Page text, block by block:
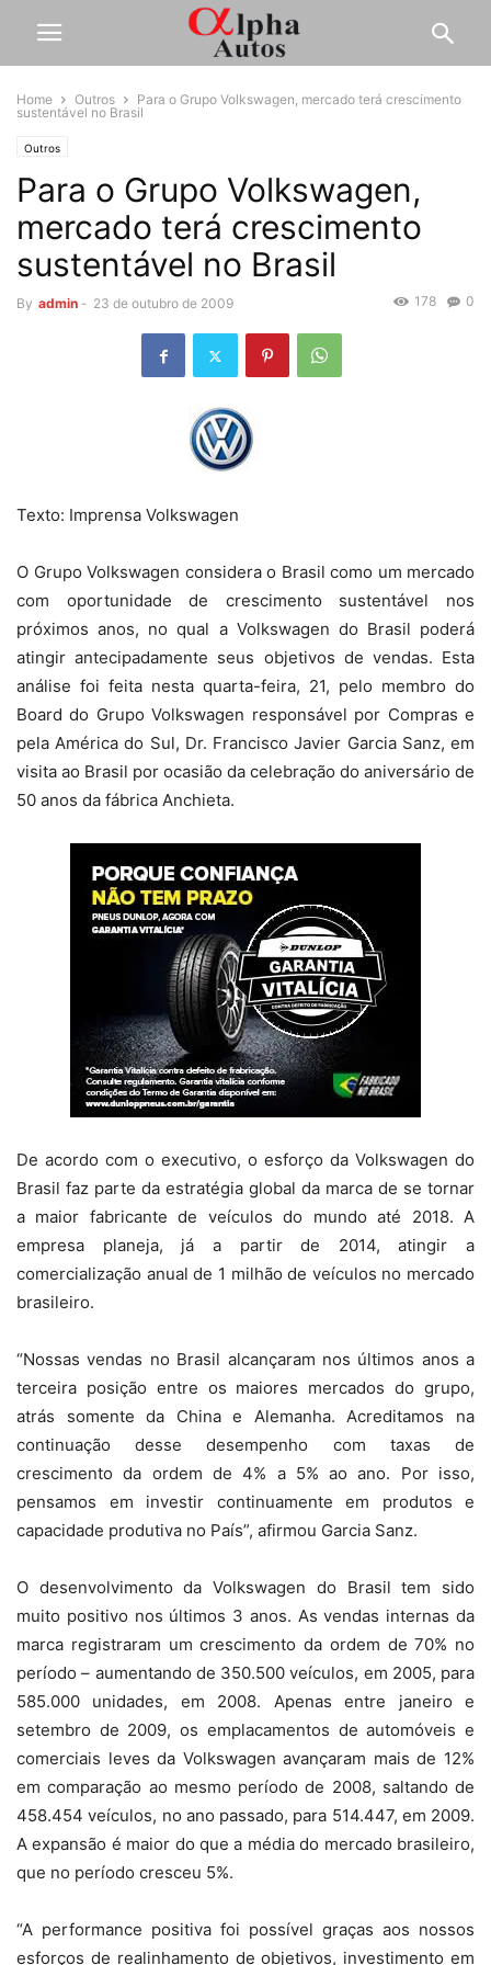
Home Outros
Para o Grupo Volkswagen, mercado terá crescimento
sustentável no Brasil
Outros
Para o Grupo Volkswagen,
mercado terá crescimento
sustentável no Brasil
By admin - 23 de outubro de 2009 0
178
Texto: Imprensa Volkswagen
O Grupo Volkswagen considera o Brasil como um mercado
com oportunidade de crescimento sustentável nos
próximos anos, no qual a Volkswagen do Brasil poderá
atingir antecipadamente seus objetivos de vendas. Esta
análise foi feita nesta quarta-feira, 21, pelo membro do
Board do Grupo Volkswagen responsável por Compras e
pela América do Sul, Dr. Francisco Javier Garcia Sanz, em
visita ao Brasil por ocasião da celebração do aniversário de
50 anos da fábrica Anchieta.
De acordo com o executivo, o esforço da Volkswagen do
Brasil faz parte da estratégia global da marca de se tornar
a maior fabricante de veículos do mundo até 2018. A
empresa planeja, já a partir de 2014, atingir a
comercialização anual de 1 milhão de veículos no mercado
brasileiro.
“Nossas vendas no Brasil alcançaram nos últimos anos a
terceira posição entre os maiores mercados do grupo,
atrás somente da China e Alemanha. Acreditamos na
continuação desse desempenho com taxas de
crescimento da ordem de 4% a 5% ao ano. Por isso,
pensamos em investir continuamente em produtos e
capacidade produtiva no País”, afirmou Garcia Sanz.
O desenvolvimento da Volkswagen do Brasil tem sido
muito positivo nos últimos 3 anos. As vendas internas da
marca registraram um crescimento da ordem de 70% no
período – aumentando de 350.500 veículos, em 2005, para
585.000 unidades, em 2008. Apenas entre janeiro e
setembro de 2009, os emplacamentos de automóveis e
comerciais leves da Volkswagen avançaram mais de 12%
em comparação ao mesmo período de 2008, saltando de
458.454 veículos, no ano passado, para 514.447, em 2009.
A expansão é maior do que a média do mercado brasileiro,
que no período cresceu 5%.
“A performance positiva foi possível graças aos nossos
esforços de realinhamento de objetivos, investimento em